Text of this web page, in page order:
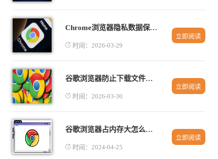
Chrome浏览器隐私数据保护设置教程
时间：2026-03-29
立即阅读
谷歌浏览器防止下载文件重复命名的设置方式
时间：2026-03-30
立即阅读
谷歌浏览器占内存大怎么解决
时间：2024-04-25
立即阅读